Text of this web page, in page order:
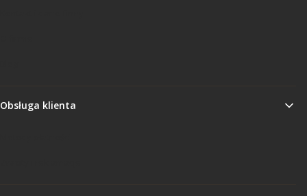
Obsługa klienta